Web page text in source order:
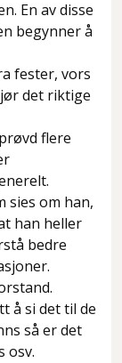
En av disse
begynner å
fester, vors
det riktige
flere
sies om han,
han heller
bedre
å si det til de
så er det
osv.